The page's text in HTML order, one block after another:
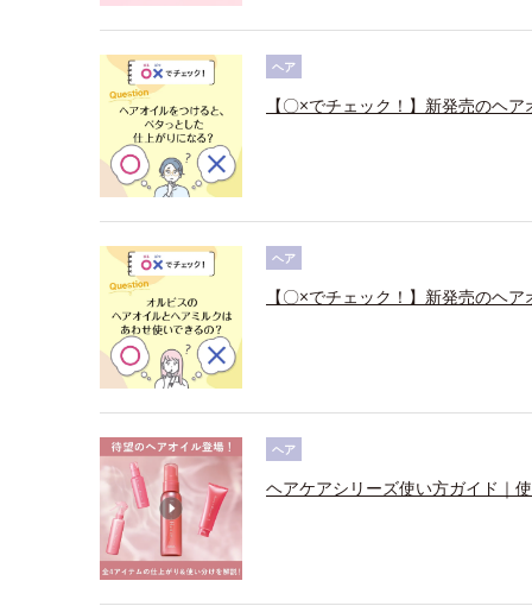
ヘア
【〇×でチェック！】新発売のヘ
ヘア
【〇×でチェック！】新発売のヘ
ヘア
ヘアケアシリーズ使い方ガイド｜